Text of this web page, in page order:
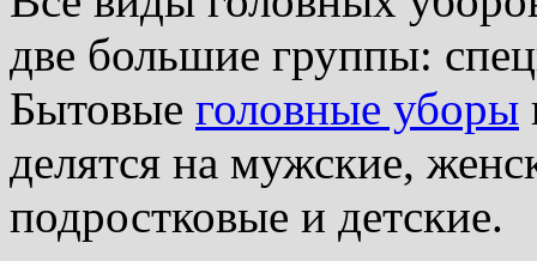
две большие группы:
Бытовые головные уборы
делятся на мужские,
подростковые и детские.